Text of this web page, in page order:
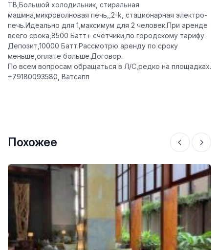
ТВ,Большой холодильник, стиральная
машина,микроволновая печь,,2-k, стационарная электро-
печь.Идеально для 1,максимум для 2 человек.При аренде
всего срока,8500 Батт+ счётчики,по городскому тарифу.
Депозит,10000 Батт.Рассмотрю аренду по сроку
меньше,оплате больше.Договор.
По всем вопросам обращаться в Л/С,редко на площадках.
+79180093580, Ватсапп
Похожее